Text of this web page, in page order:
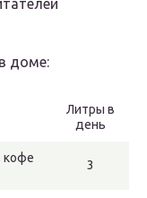
доме:
Литры в
день
кофе
3